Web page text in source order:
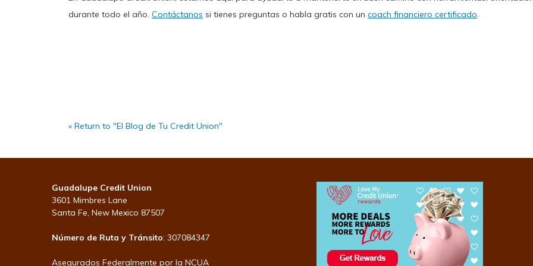
durante todo el año. Contáctanos si tienes preguntas o habla gratis con un coach financiero certificado.
« Return to "El Blog de Tu Credit Union"
Guadalupe Credit Union
3601 Mimbres Lane
Santa Fe, New Mexico 87507
Número de Ruta y Tránsito: 307084347
Asegurados Federalmente por la NCUA